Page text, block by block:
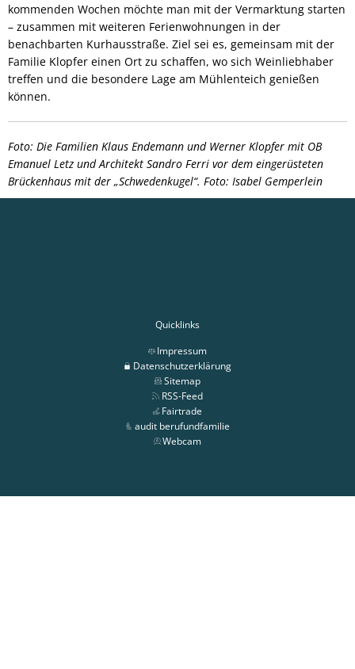
kommenden Wochen möchte man mit der Vermarktung starten
– zusammen mit weiteren Ferienwohnungen in der
benachbarten Kurhausstraße. Ziel sei es, gemeinsam mit der
Familie Klopfer einen Ort zu schaffen, wo sich Weinliebhaber
treffen und die besondere Lage am Mühlenteich genießen
können.
Foto: Die Familien Klaus Endemann und Werner Klopfer mit OB
Emanuel Letz und Architekt Sandro Ferri vor dem eingerüsteten
Brückenhaus mit der „Schwedenkugel“. Foto: Isabel Gemperlein
Quicklinks
Impressum
Datenschutzerklärung
Sitemap
RSS-Feed
Fairtrade
audit berufundfamilie
Webcam